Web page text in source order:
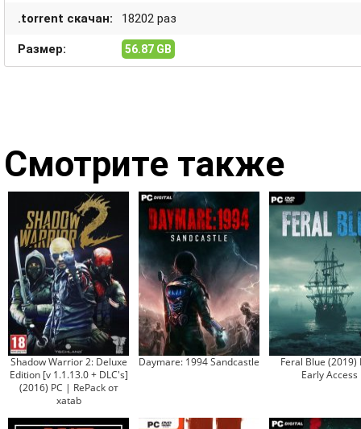
.torrent скачан: 18202 раз
Размер: 56.87 GB
Смотрите также
Shadow Warrior 2: Deluxe
Edition [v 1.1.13.0 + DLC's]
(2016) PC | RePack от
xatab
Daymare: 1994 Sandcastle
Feral Blue (2019)
Early Access